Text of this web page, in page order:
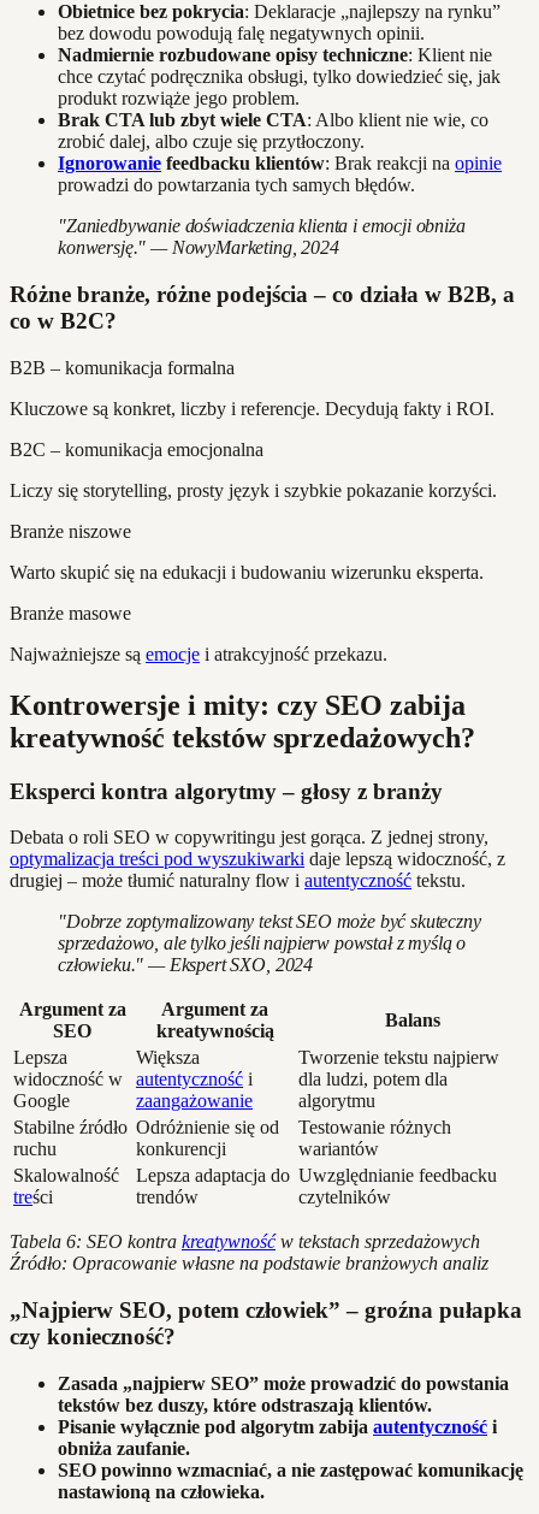
Obietnice bez pokrycia: Deklaracje „najlepszy na rynku”
bez dowodu powodują falę negatywnych opinii.
Nadmiernie rozbudowane opisy techniczne: Klient nie
chce czytać podręcznika obsługi, tylko dowiedzieć się, jak
produkt rozwiąże jego problem.
Brak CTA lub zbyt wiele CTA: Albo klient nie wie, co
zrobić dalej, albo czuje się przytłoczony.
Ignorowanie feedbacku klientów: Brak reakcji na opinie
prowadzi do powtarzania tych samych błędów.
"Zaniedbywanie doświadczenia klienta i emocji obniża
konwersję." — NowyMarketing, 2024
Różne branże, różne podejścia – co działa w B2B, a
co w B2C?
B2B – komunikacja formalna
Kluczowe są konkret, liczby i referencje. Decydują fakty i ROI.
B2C – komunikacja emocjonalna
Liczy się storytelling, prosty język i szybkie pokazanie korzyści.
Branże niszowe
Warto skupić się na edukacji i budowaniu wizerunku eksperta.
Branże masowe
Najważniejsze są emocje i atrakcyjność przekazu.
Kontrowersje i mity: czy SEO zabija
kreatywność tekstów sprzedażowych?
Eksperci kontra algorytmy – głosy z branży
Debata o roli SEO w copywritingu jest gorąca. Z jednej strony,
optymalizacja treści pod wyszukiwarki daje lepszą widoczność, z
drugiej – może tłumić naturalny flow i autentyczność tekstu.
"Dobrze zoptymalizowany tekst SEO może być skuteczny
sprzedażowo, ale tylko jeśli najpierw powstał z myślą o
człowieku." — Ekspert SXO, 2024
Argument za
SEO
Argument za
kreatywnością
Balans
Lepsza
widoczność w
Google
Większa
autentyczność i
zaangażowanie
Tworzenie tekstu najpierw
dla ludzi, potem dla
algorytmu
Stabilne źródło
ruchu
Odróżnienie się od
konkurencji
Testowanie różnych
wariantów
Skalowalność
treści
Lepsza adaptacja do
trendów
Uwzględnianie feedbacku
czytelników
Tabela 6: SEO kontra kreatywnośćw tekstach sprzedażowych
Źródło: Opracowanie własne na podstawie branżowych analiz
„Najpierw SEO, potem człowiek” – groźna pułapka
czy konieczność?
Zasada „najpierw SEO” może prowadzić do powstania
tekstów bez duszy, które odstraszają klientów.
Pisanie wyłącznie pod algorytm zabija autentyczność i
obniża zaufanie.
SEO powinno wzmacniać, a nie zastępować komunikację
nastawioną na człowieka.